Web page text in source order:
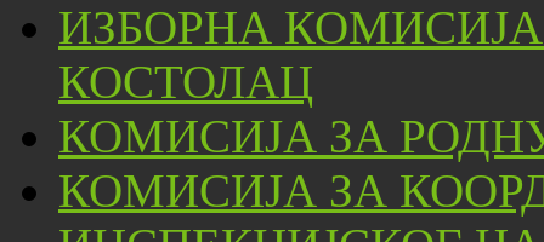
ИЗБОРНА
КОСТОЛАЦ
КОМИСИЈА ЗА
КОМИСИЈА ЗА